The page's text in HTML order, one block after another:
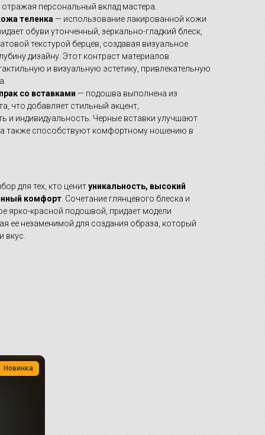
персональный вклад мастера.
теленка— использование лакированной кожи
обуви утонченный, зеркально-гладкий блеск,
текстурой берцев, создавая визуальное
дизайну. Этот контраст материалов
и визуальную эстетику, привлекательную
со вставками — подошва выполнена из
что добавляет стильный акцент,
и индивидуальность. Черные вставки улучшают
а также способствуют комфортному ношению в
для тех, кто ценитуникальность, высокий
комфорт. Сочетание глянцевого блеска и
ярко-красной подошвой, придает модели
ее незаменимой для создания образа, который
вкус.
Новинка